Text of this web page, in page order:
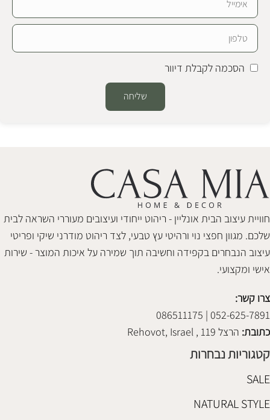
הסכמה לקבלת דיוור
שליחה
חוויית עיצוב הבית אונליין - ריהוט ייחודי ועיצובים מעוררי השראה לבית
שלכם. מגוון חפצי נוי ורהיטי עץ טבעי, לצד ריהוט מודרני שיקי ופריטי
עיצוב הנבחרים בקפידה וחשיבה תוך שמירה על איכות המוצר - שירות
אישי ומקצועי.
צרו קשר:
052-625-7891 | 086511175
כתובת: הרצל 119 , Rehovot, Israel
קטגוריות נבחרות
SALE
NATURAL STYLE